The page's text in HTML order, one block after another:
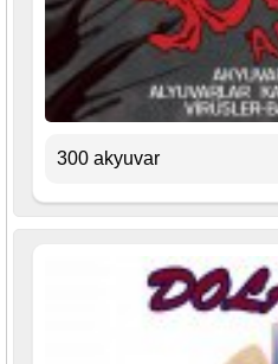
300 akyuvar